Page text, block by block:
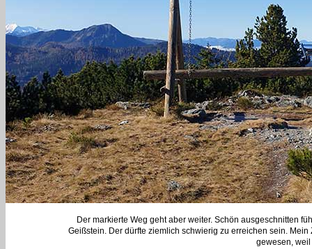
Der markierte Weg geht aber weiter. Schön ausgeschnitten
Geißstein. Der dürfte ziemlich schwierig zu erreichen sein.
gewesen,